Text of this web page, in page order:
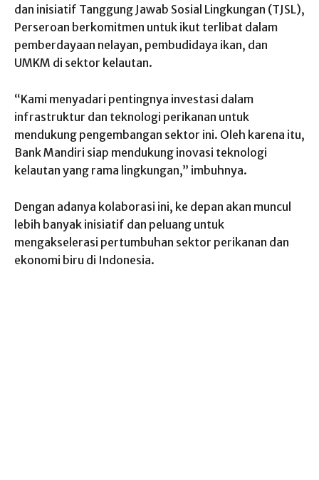
dan inisiatif Tanggung Jawab Sosial Lingkungan (TJSL),
Perseroan berkomitmen untuk ikut terlibat dalam
pemberdayaan nelayan, pembudidaya ikan, dan
UMKM di sektor kelautan.
“Kami menyadari pentingnya investasi dalam
infrastruktur dan teknologi perikanan untuk
mendukung pengembangan sektor ini. Oleh karena itu,
Bank Mandiri siap mendukung inovasi teknologi
kelautan yang rama lingkungan,” imbuhnya.
Dengan adanya kolaborasi ini, ke depan akan muncul
lebih banyak inisiatif dan peluang untuk
mengakselerasi pertumbuhan sektor perikanan dan
ekonomi biru di Indonesia.